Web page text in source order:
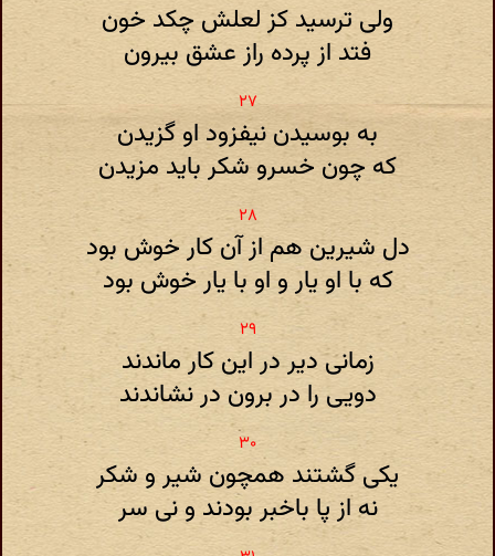
ولی ترسید کز لعلش چکد خون
فتد از پرده راز عشق بیرون
به بوسیدن نیفزود او گزیدن
که چون خسرو شکر باید مزیدن
دل شیرین هم از آن کار خوش بود
که با او یار و او با یار خوش بود
زمانی دیر در این کار ماندند
دویی را در برون در نشاندند
یکی گشتند همچون شیر و شکر
نه از پا باخبر بودند و نی سر